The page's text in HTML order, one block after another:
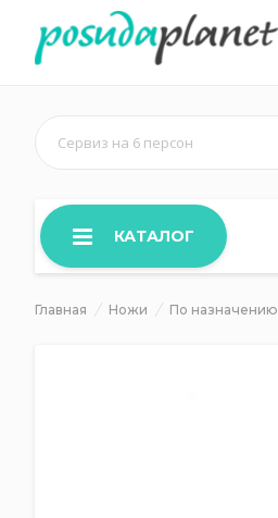
Сервиз на 6 персон
КАТАЛОГ
Главная Ножи По назначению